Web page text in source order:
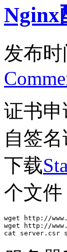
Nginx
发布时
证书申
自签名
下载
个文件
wget http://
wget http://
cat server.csr